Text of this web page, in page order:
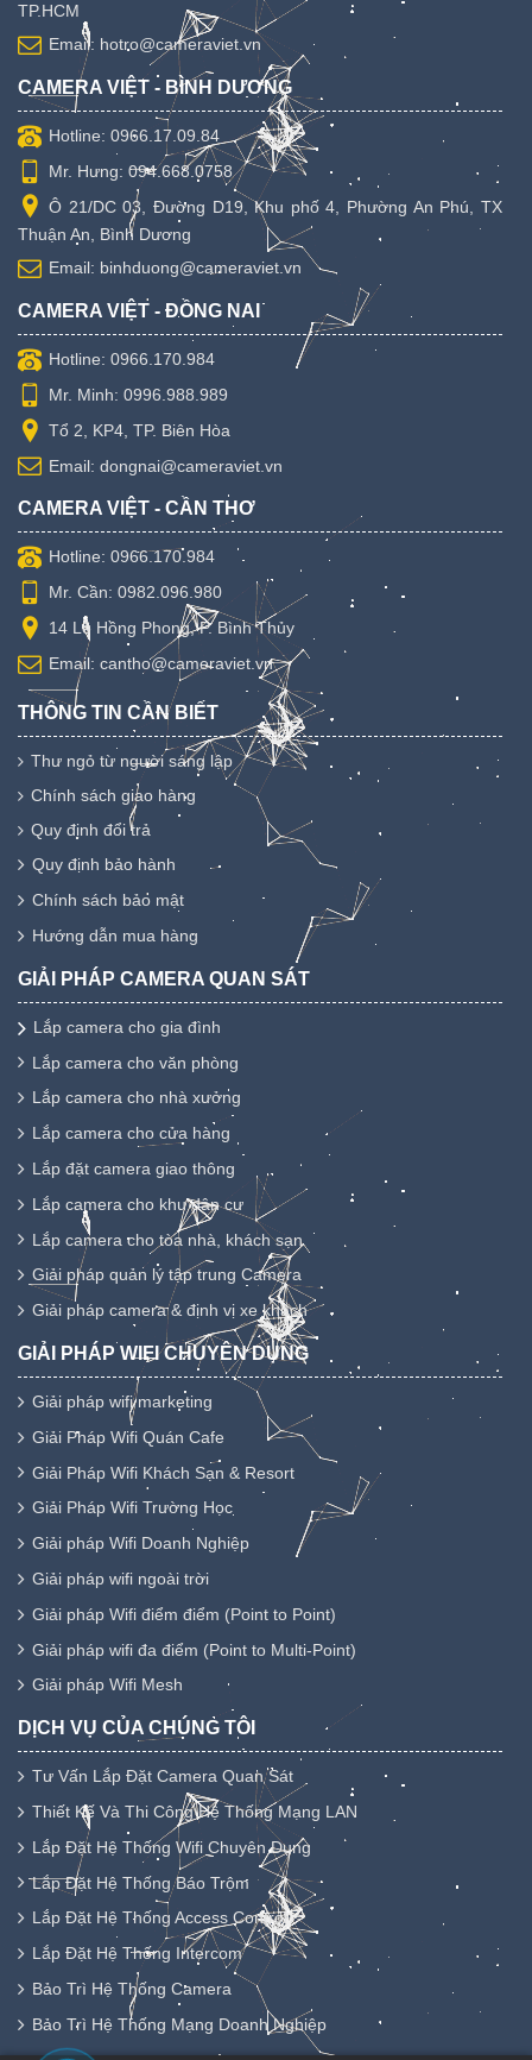
TP.HCM
Email: hotro@cameraviet.vn
CAMERA VIỆT - BÌNH DƯƠNG
Hotline: 0966.17.09.84
Mr. Hưng: 094.668.0758
Ô 21/DC 03, Đường D19, Khu phố 4, Phường An Phú, TX
Thuận An, Bình Dương
Email: binhduong@cameraviet.vn
CAMERA VIỆT - ĐỒNG NAI
Hotline: 0966.170.984
Mr. Minh: 0996.988.989
Tổ 2, KP4, TP. Biên Hòa
Email: dongnai@cameraviet.vn
CAMERA VIỆT - CẦN THƠ
Hotline: 0966.170.984
Mr. Cần: 0982.096.980
14 Lê Hồng Phong, P. Bình Thủy
Email: cantho@cameraviet.vn
THÔNG TIN CẦN BIẾT
Thư ngỏ từ người sáng lập
Chính sách giao hàng
Quy định đổi trả
Quy định bảo hành
Chính sách bảo mật
Hướng dẫn mua hàng
GIẢI PHÁP CAMERA QUAN SÁT
Lắp camera cho gia đình
Lắp camera cho văn phòng
Lắp camera cho nhà xưởng
Lắp camera cho cửa hàng
Lắp đặt camera giao thông
Lắp camera cho khu dân cư
Lắp camera cho tòa nhà, khách sạn
Giải pháp quản lý tập trung Camera
Giải pháp camera & định vị xe khách
GIẢI PHÁP WIFI CHUYÊN DỤNG
Giải pháp wifi marketing
Giải Pháp Wifi Quán Cafe
Giải Pháp Wifi Khách Sạn & Resort
Giải Pháp Wifi Trường Học
Giải pháp Wifi Doanh Nghiệp
Giải pháp wifi ngoài trời
Giải pháp Wifi điểm điểm (Point to Point)
Giải pháp wifi đa điểm (Point to Multi-Point)
Giải pháp Wifi Mesh
DỊCH VỤ CỦA CHÚNG TÔI
Tư Vấn Lắp Đặt Camera Quan Sát
Thiết Kế Và Thi Công Hệ Thống Mạng LAN
Lắp Đặt Hệ Thống Wifi Chuyên Dụng
Lắp Đặt Hệ Thống Báo Trộm
Lắp Đặt Hệ Thống Access Control
Lắp Đặt Hệ Thống Intercom
Bảo Trì Hệ Thống Camera
Bảo Trì Hệ Thống Mạng Doanh Nghiệp